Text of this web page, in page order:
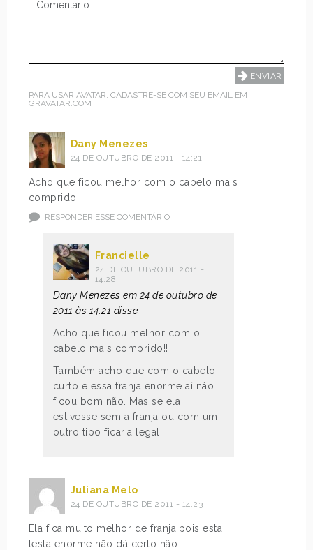
PARA USAR AVATAR, CADASTRE-SE COM SEU EMAIL EM
GRAVATAR.COM
Dany Menezes
24 DE OUTUBRO DE 2011 - 14:21
Acho que ficou melhor com o cabelo mais
comprido!!
RESPONDER ESSE COMENTÁRIO
Francielle
24 DE OUTUBRO DE 2011 -
14:28
Dany Menezes em 24 de outubro de
2011 às 14:21 disse:
Acho que ficou melhor com o
cabelo mais comprido!!
Também acho que com o cabelo
curto e essa franja enorme aí não
ficou bom não. Mas se ela
estivesse sem a franja ou com um
outro tipo ficaria legal.
Juliana Melo
24 DE OUTUBRO DE 2011 - 14:23
Ela fica muito melhor de franja,pois esta
testa enorme não dá certo não.